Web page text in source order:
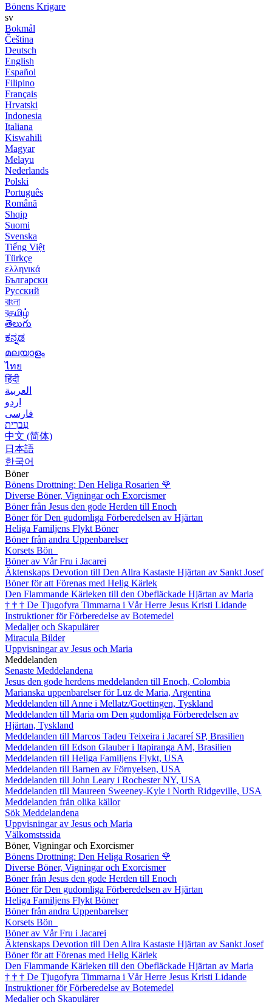
Bönens Krigare
sv
Bokmål
Čeština
Deutsch
English
Español
Filipino
Français
Hrvatski
Indonesia
Italiana
Kiswahili
Magyar
Melayu
Nederlands
Polski
Português
Română
Shqip
Suomi
Svenska
Tiếng Việt
Türkçe
ελληνικά
Български
Русский
বাংলা
বதமிழ்
తెలుగు
ಕನ್ನಡ
മലയാളം
ไทย
हिंदी
العربية
اردو
فارسی
עִברִית
中文 (简体)
日本語
한국어
Böner
Bönens Drottning: Den Heliga Rosarien 🌹
Diverse Böner, Vigningar och Exorcismer
Böner från Jesus den gode Herden till Enoch
Böner för Den gudomliga Förberedelsen av Hjärtan
Heliga Familjens Flykt Böner
Böner från andra Uppenbarelser
Korsets Bön
Böner av Vår Fru i Jacarei
Äktenskaps Devotion till Den Allra Kastaste Hjärtan av Sankt Josef
Böner för att Förenas med Helig Kärlek
Den Flammande Kärleken till den Obefläckade Hjärtan av Maria
† † † De Tjugofyra Timmarna i Vår Herre Jesus Kristi Lidande
Instruktioner för Förberedelse av Botemedel
Medaljer och Skapulärer
Miracula Bilder
Uppvisningar av Jesus och Maria
Meddelanden
Senaste Meddelandena
Jesus den gode herdens meddelanden till Enoch, Colombia
Marianska uppenbarelser för Luz de Maria, Argentina
Meddelanden till Anne i Mellatz/Goettingen, Tyskland
Meddelanden till Maria om Den gudomliga Förberedelsen av
Hjärtan, Tyskland
Meddelanden till Marcos Tadeu Teixeira i Jacareí SP, Brasilien
Meddelanden till Edson Glauber i Itapiranga AM, Brasilien
Meddelanden till Heliga Familjens Flykt, USA
Meddelanden till Barnen av Förnyelsen, USA
Meddelanden till John Leary i Rochester NY, USA
Meddelanden till Maureen Sweeney-Kyle i North Ridgeville, USA
Meddelanden från olika källor
Sök Meddelandena
Uppvisningar av Jesus och Maria
Välkomstssida
Böner, Vigningar och Exorcismer
Bönens Drottning: Den Heliga Rosarien 🌹
Diverse Böner, Vigningar och Exorcismer
Böner från Jesus den gode Herden till Enoch
Böner för Den gudomliga Förberedelsen av Hjärtan
Heliga Familjens Flykt Böner
Böner från andra Uppenbarelser
Korsets Bön
Böner av Vår Fru i Jacarei
Äktenskaps Devotion till Den Allra Kastaste Hjärtan av Sankt Josef
Böner för att Förenas med Helig Kärlek
Den Flammande Kärleken till den Obefläckade Hjärtan av Maria
† † † De Tjugofyra Timmarna i Vår Herre Jesus Kristi Lidande
Instruktioner för Förberedelse av Botemedel
Medaljer och Skapulärer